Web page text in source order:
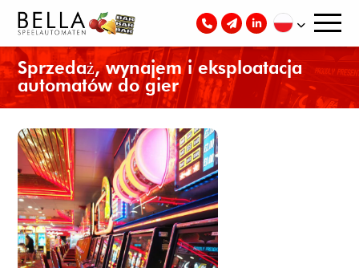
Sprzedaż, wynajem i eksploatacja
automatów do gier